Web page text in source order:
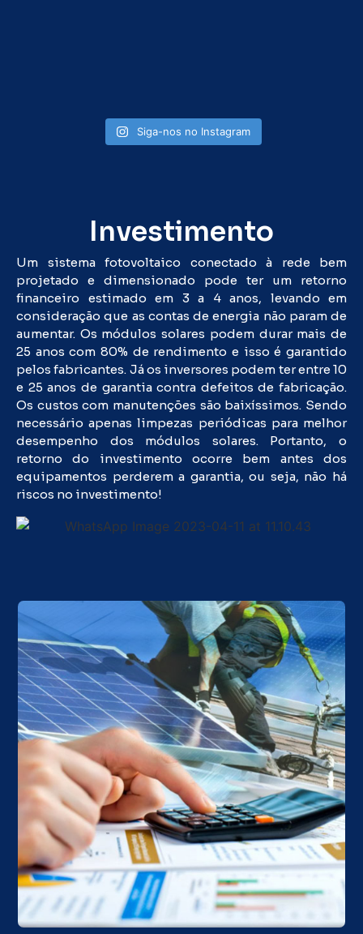
Siga-nos no Instagram
Investimento
Um sistema fotovoltaico conectado à rede bem
projetado e dimensionado pode ter um retorno
financeiro estimado em 3 a 4 anos, levando em
consideração que as contas de energia não param de
aumentar. Os módulos solares podem durar mais de
25 anos com 80% de rendimento e isso é garantido
pelos fabricantes. Já os inversores podem ter entre 10
e 25 anos de garantia contra defeitos de fabricação.
Os custos com manutenções são baixíssimos. Sendo
necessário apenas limpezas periódicas para melhor
desempenho dos módulos solares. Portanto, o
retorno do investimento ocorre bem antes dos
equipamentos perderem a garantia, ou seja, não há
riscos no investimento!